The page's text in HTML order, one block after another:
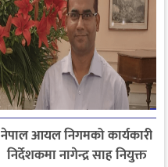
नेपाल आयल निगमको कार्यकारी
निर्देशकमा नागेन्द्र साह नियुक्त